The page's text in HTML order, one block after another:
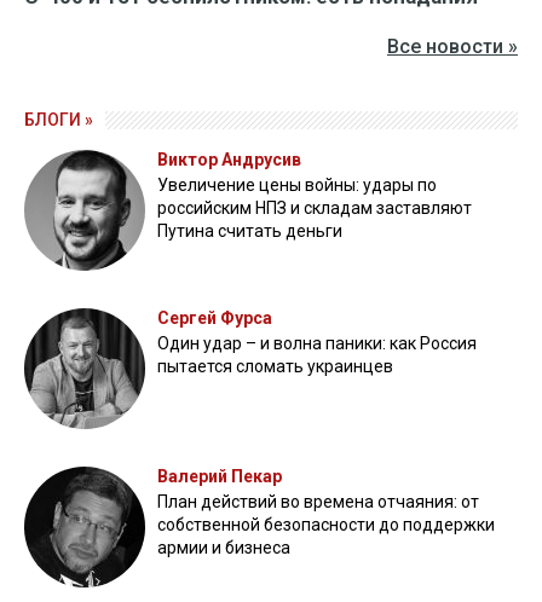
Все новости »
БЛОГИ »
Виктор Андрусив
Увеличение цены войны: удары по
российским НПЗ и складам заставляют
Путина считать деньги
Сергей Фурса
Один удар – и волна паники: как Россия
пытается сломать украинцев
Валерий Пекар
План действий во времена отчаяния: от
собственной безопасности до поддержки
армии и бизнеса